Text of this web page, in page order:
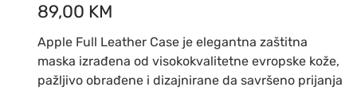
89,00 KM
Apple Full Leather Case je elegantna zaštitna
maska izrađena od visokokvalitetne evropske kože,
pažljivo obrađene i dizajnirane da savršeno prijanja